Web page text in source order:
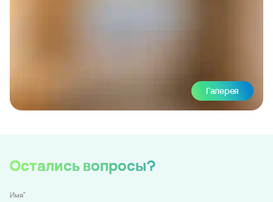
Галерея
Остались вопросы?
Имя*